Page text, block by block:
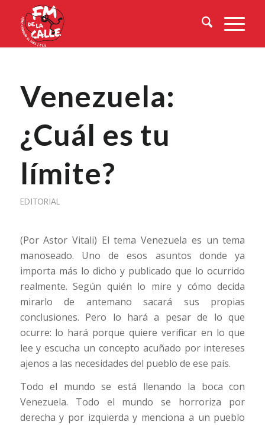
Venezuela:
¿Cuál es tu
límite?
EDITORIAL
(Por Astor Vitali) El tema Venezuela es un tema
manoseado. Uno de esos asuntos donde ya
importa más lo dicho y publicado que lo ocurrido
realmente. Según quién lo mire y cómo decida
mirarlo de antemano sacará sus propias
conclusiones. Pero lo hará a pesar de lo que
ocurre: lo hará porque quiere verificar en lo que
lee y escucha un concepto acuñado por intereses
ajenos a las necesidades del pueblo de ese país.
Todo el mundo se está llenando la boca con
Venezuela. Todo el mundo se horroriza por
derecha y por izquierda y menciona a un pueblo